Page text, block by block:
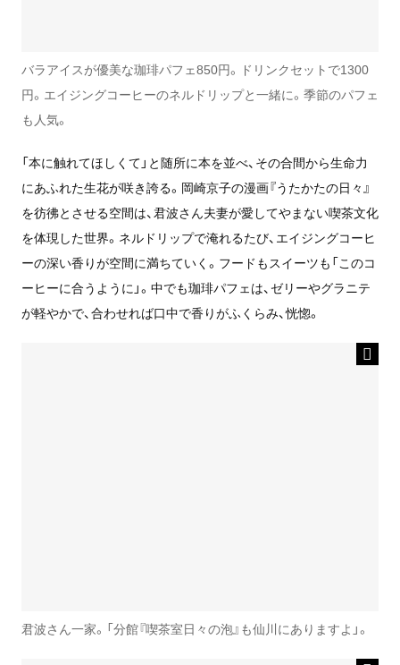
バラアイスが優美な珈琲パフェ850円。ドリンクセットで1300
円。エイジングコーヒーのネルドリップと一緒に。季節のパフェ
も人気。
「本に触れてほしくて」と随所に本を並べ、その合間から生命力
にあふれた生花が咲き誇る。岡崎京子の漫画『うたかたの日々』
を彷彿とさせる空間は、君波さん夫妻が愛してやまない喫茶文化
を体現した世界。ネルドリップで淹れるたび、エイジングコーヒ
ーの深い香りが空間に満ちていく。フードもスイーツも「このコ
ーヒーに合うように」。中でも珈琲パフェは、ゼリーやグラニテ
が軽やかで、合わせれば口中で香りがふくらみ、恍惚。
君波さん一家。「分館『喫茶室日々の泡』も仙川にありますよ」。